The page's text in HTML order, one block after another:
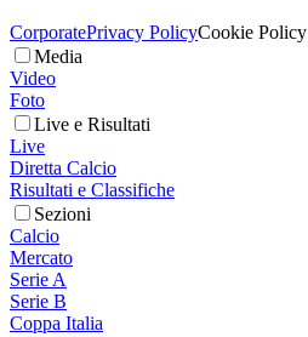
CorporatePrivacy PolicyCookie Policy
Media
Video
Foto
Live e Risultati
Live
Diretta Calcio
Risultati e Classifiche
Sezioni
Calcio
Mercato
Serie A
Serie B
Coppa Italia